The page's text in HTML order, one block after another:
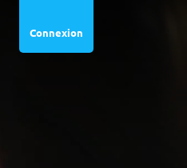
Connexion